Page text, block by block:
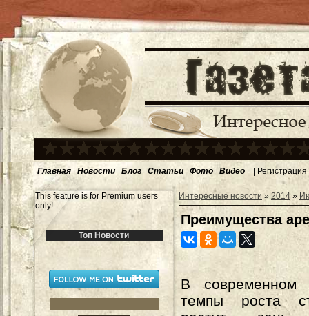
Главная Новости Блог Статьи Фото Видео | Регистрация
This feature is for Premium users
only!
Топ Новости
Интересные новости » 2014 »
Преимущества
В современном
темпы роста